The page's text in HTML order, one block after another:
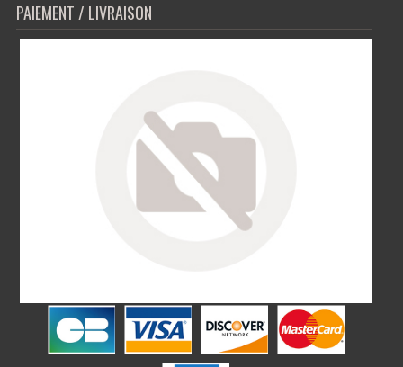
PAIEMENT / LIVRAISON